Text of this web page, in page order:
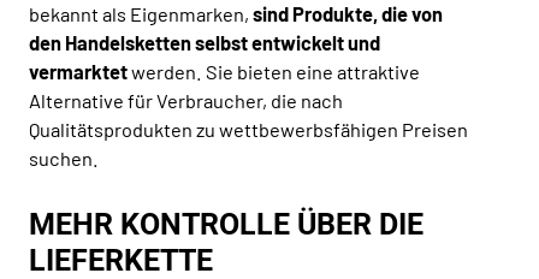
bekannt als Eigenmarken, sind Produkte, die von
den Handelsketten selbst entwickelt und
vermarktetwerden. Sie bieten eine attraktive
Alternative für Verbraucher, die nach
Qualitätsprodukten zu wettbewerbsfähigen Preisen
suchen.
MEHR KONTROLLE ÜBER DIE
LIEFERKETTE